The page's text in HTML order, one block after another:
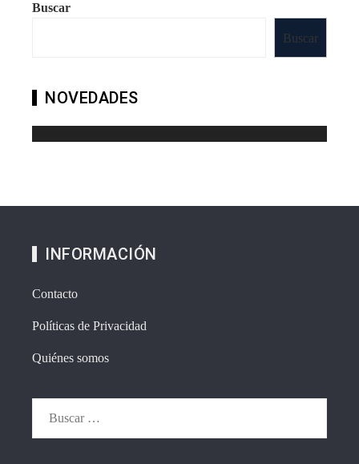
Buscar
Buscar
NOVEDADES
INFORMACIÓN
Contacto
Políticas de Privacidad
Quiénes somos